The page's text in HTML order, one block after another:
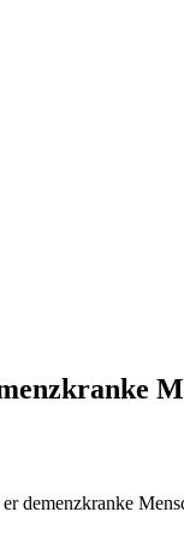
demenzkranke